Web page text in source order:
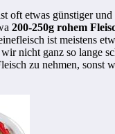
oft etwas günstiger
200-250g rohem
ist meistens
nicht ganz so lange
zu nehmen, sonst